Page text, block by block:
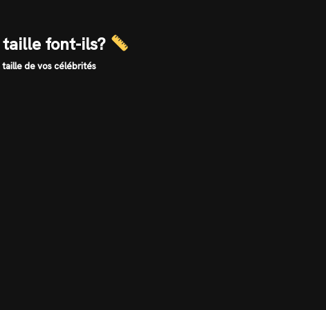
font-ils?
taille de vos célébrités